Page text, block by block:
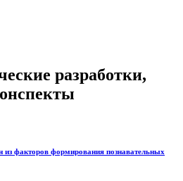
разработки,
факторов формирования познавательных